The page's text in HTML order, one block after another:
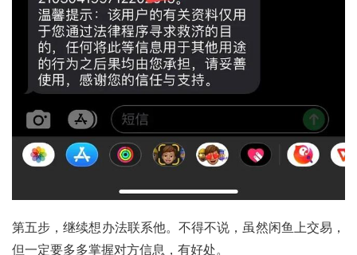
第五步，继续想办法联系他。不得不说，虽然闲鱼上交易，
但一定要多多掌握对方信息，有好处。